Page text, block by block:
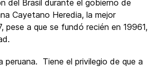
del Brasil durante el gobierno de
Cayetano Heredia, la mejor
pese a que se fundó recién en 19961,
Tiene el privilegio de que a